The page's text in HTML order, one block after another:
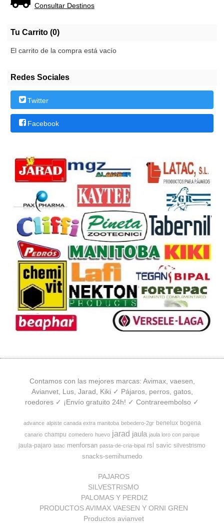
Consultar Destinos
Tu Carrito (0)
El carrito de la compra está vacío
Redes Sociales
Twitter
Facebook
Contamos con las mejores marcas: Avimax, vaesen,
Avianvet, Lus, Jarad, Kiki ✓ Pájaros, perros, gatos,
roedores ✓ ¡Envío gratuito 24h! ✓ Contrareembolso ✓
advance alpiste canada extra manitoba bebedero-2gr benelux bogena
canario champu comedero huevo jarad jaula jaula loro con parque
jaula-pajaro latac menforsan pasta-de-cria-bipal rsl savic silvestrismo
snacks-semihumedo
PAJAROS
SILVESTRISMO
PALOMAS Y PERDIZ
PRODUCTOS AVIMAX VAESEN Y ORNI GREN
Productos avianvet